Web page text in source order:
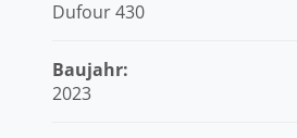
Dufour 430
Baujahr:
2023